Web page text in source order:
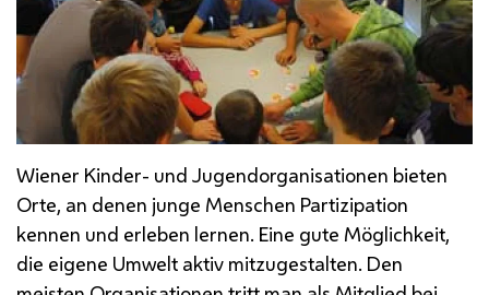
Wiener Kinder- und Jugendorganisationen bieten
Orte, an denen junge Menschen Partizipation
kennen und erleben lernen. Eine gute Möglichkeit,
die eigene Umwelt aktiv mitzugestalten. Den